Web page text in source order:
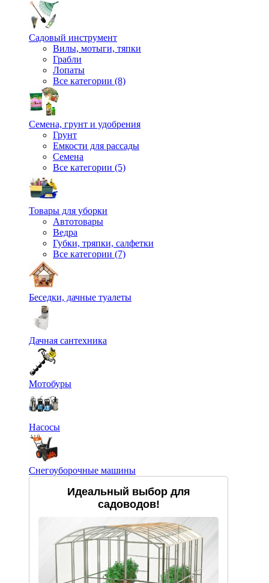
Садовый инструмент
Вилы, мотыги, тяпки
Грабли
Лопаты
Все категории (8)
Семена, грунт и удобрения
Грунт
Емкости для рассады
Семена
Все категории (5)
Товары для уборки
Автотовары
Ведра
Губки, тряпки, салфетки
Все категории (7)
Беседки, дачные туалеты
Дачная сантехника
Мотобуры
Насосы
Снегоуборочные машины
Идеальный выбор для
садоводов!